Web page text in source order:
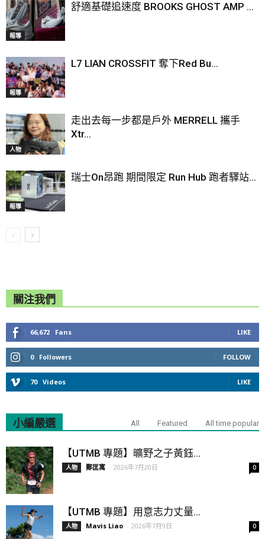
報導
舒適基礎追速度 BROOKS GHOST AMP ...
報導
L7 LIAN CROSSFIT 奪下Red Bu...
人物
走出去每一步都是戶外 MERRELL 攜手
Xtr...
報導
瑞士On昂跑 期間限定 Run Hub 跑者驛站...
關注我們
66,672 Fans LIKE
0 Followers FOLLOW
70 Videos LIKE
小編嚴選 All Featured All time popular
【UTMB 專題】曠野之子黃鈺...
人物 鄭匡寓 - 2026年7月20日 0
【UTMB 專題】用意志力丈量...
人物 Mavis Liao - 2026年7月9日 0